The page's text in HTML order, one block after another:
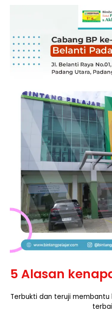
5 Alasan
Terbukti dan teruji